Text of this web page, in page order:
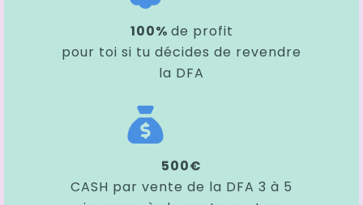
100% de profit
pour toi si tu décides de revendre
la DFA
500€
CASH par vente de la DFA 3 à 5